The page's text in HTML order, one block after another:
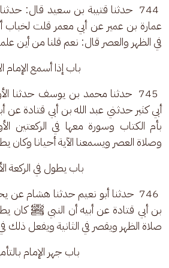
744  حدثنا قتيبة بن سعيد قال:
عمارة بن عمير عن أبي معمر قلت لخباب
في الظهر والعصر قال: نعم قلنا من أين
باب إذا أسمع الإمام
745  حدثنا محمد بن يوسف حدثنا
أبي كثير حدثني عبد الله بن أبي قتادة عن
بأم الكتاب وسورة معها في الركعتين
وصلاة العصر ويسمعنا الآية أحيانا وكان
باب يطول في الركعة
746  حدثنا أبو نعيم حدثنا هشام عن
بن أبي قتادة عن أبيه أن النبي ﷺ كان
صلاة الظهر ويقصر في الثانية ويفعل ذلك
باب جهر الإمام